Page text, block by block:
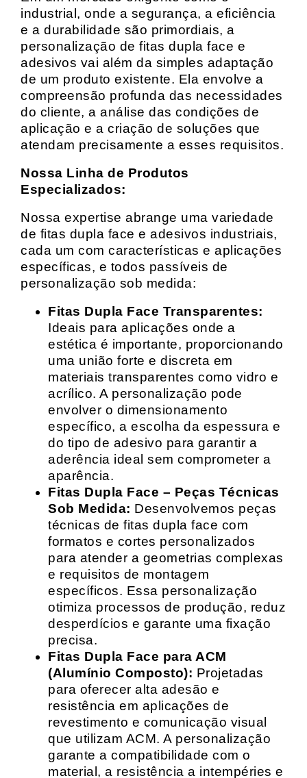
industrial, onde a segurança, a eficiência
e a durabilidade são primordiais, a
personalização de fitas dupla face e
adesivos vai além da simples adaptação
de um produto existente. Ela envolve a
compreensão profunda das necessidades
do cliente, a análise das condições de
aplicação e a criação de soluções que
atendam precisamente a esses requisitos.
Nossa Linha de Produtos
Especializados:
Nossa expertise abrange uma variedade
de fitas dupla face e adesivos industriais,
cada um com características e aplicações
específicas, e todos passíveis de
personalização sob medida:
Fitas Dupla Face Transparentes:
Ideais para aplicações onde a
estética é importante, proporcionando
uma união forte e discreta em
materiais transparentes como vidro e
acrílico. A personalização pode
envolver o dimensionamento
específico, a escolha da espessura e
do tipo de adesivo para garantir a
aderência ideal sem comprometer a
aparência.
Fitas Dupla Face – Peças Técnicas
Sob Medida: Desenvolvemos peças
técnicas de fitas dupla face com
formatos e cortes personalizados
para atender a geometrias complexas
e requisitos de montagem
específicos. Essa personalização
otimiza processos de produção, reduz
desperdícios e garante uma fixação
precisa.
Fitas Dupla Face para ACM
(Alumínio Composto): Projetadas
para oferecer alta adesão e
resistência em aplicações de
revestimento e comunicação visual
que utilizam ACM. A personalização
garante a compatibilidade com o
material, a resistência a intempéries e